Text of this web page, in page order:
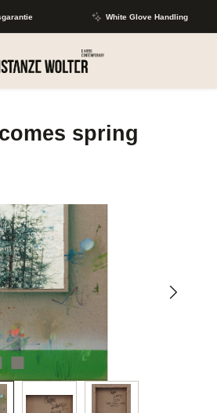
White Glove Handling
spring